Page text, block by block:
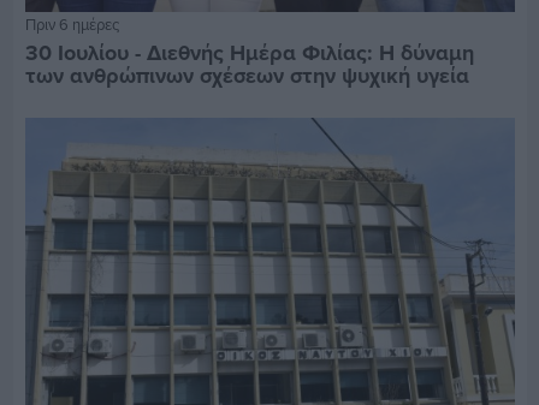
Πριν 6 ημέρες
30 Ιουλίου - Διεθνής Ημέρα Φιλίας: Η δύναμη
των ανθρώπινων σχέσεων στην ψυχική υγεία